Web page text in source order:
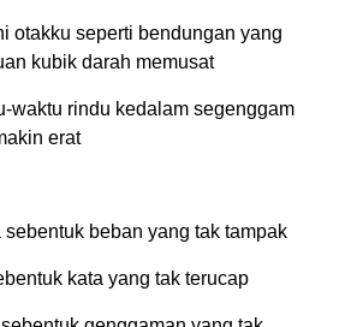
otakku seperti bendungan yang
kubik darah memusat
waktu rindu kedalam segenggam
erat
beban yang tak tampak
kata yang tak terucap